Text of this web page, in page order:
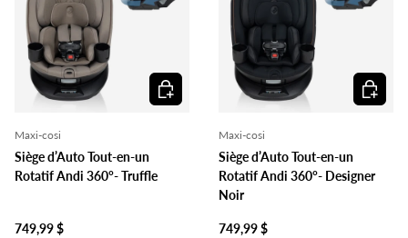
Maxi-cosi
Siège d’Auto Tout-en-un
Rotatif Andi 360°- Truffle
749,99 $
Ajouter au panier
Maxi-cosi
Siège d’Auto Tout-en-un
Rotatif Andi 360°- Designer
Noir
749,99 $
Ajouter